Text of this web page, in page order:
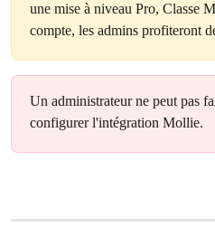
une mise à niveau Pro, Classe
compte, les admins profiteront
Un administrateur ne peut pas
configurer l'intégration Mollie.